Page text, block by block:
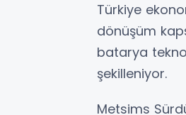
Türkiye
dönüşüm
batarya
şekilleniyor.
Metsims